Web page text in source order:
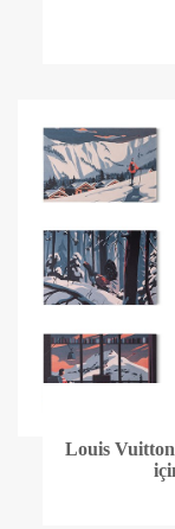
Louis Vuitton